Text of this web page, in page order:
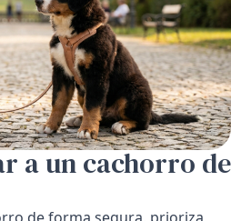
a un cachorro de
de forma segura, prioriza